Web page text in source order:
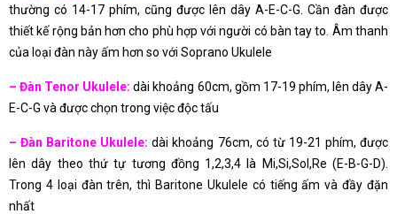
thường có 14-17 phím, cũng được lên dây A-E-C-G. Cần đàn được
thiết kế rộng bản hơn cho phù hợp với người có bàn tay to. Âm thanh
của loại đàn này ấm hơn so với Soprano Ukulele
– Đàn Tenor Ukulele: dài khoảng 60cm, gồm 17-19 phím, lên dây A-
E-C-G và được chọn trong việc độc tấu
– Đàn Baritone Ukulele: dài khoảng 76cm, có từ 19-21 phím, được
lên dây theo thứ tự tương đồng 1,2,3,4 là Mi,Si,Sol,Re (E-B-G-D).
Trong 4 loại đàn trên, thì Baritone Ukulele có tiếng ấm và đầy đặn
nhất